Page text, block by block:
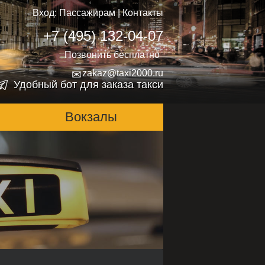
Вход: Пассажирам|Контакты
+7 (495) 132-04-07
Позвонить бесплатно
✉zakaz@taxi2000.ru
Удобный бот для заказа такси
Вокзалы